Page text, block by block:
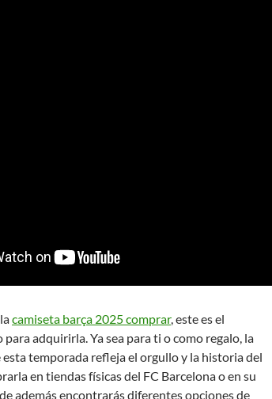
camiseta barça 2025 comprar, este es el
adquirirla. Ya sea para ti o como regalo, la
esta temporada refleja el orgullo y la historia del
en tiendas físicas del FC Barcelona o en su
además encontrarás diferentes opciones de